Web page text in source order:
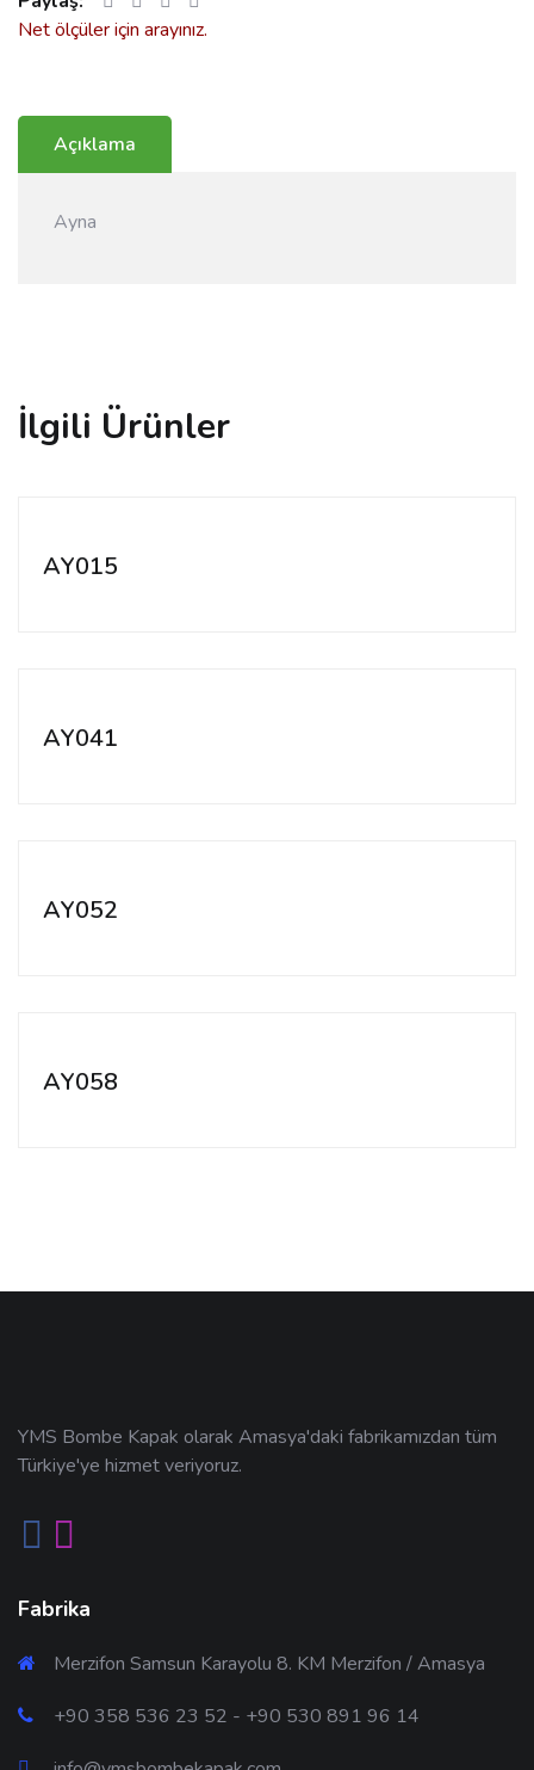
Net ölçüler için arayınız.
Açıklama
Ayna
İlgili Ürünler
AY015
AY041
AY052
AY058
YMS Bombe Kapak olarak Amasya'daki fabrikamızdan tüm
Türkiye'ye hizmet veriyoruz.
Fabrika
Merzifon Samsun Karayolu 8. KM Merzifon / Amasya
+90 358 536 23 52 - +90 530 891 96 14